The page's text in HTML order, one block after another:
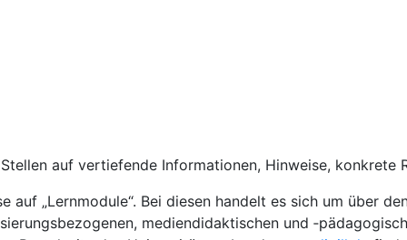
auf vertiefende Informationen, Hinweise,
auf „Lernmodule“. Bei diesen handelt es sich um über
mediendidaktischen und